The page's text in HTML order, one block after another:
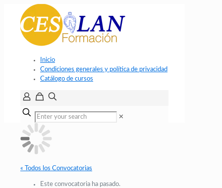
Inicio
Condiciones generales y política de privacidad
Catálogo de cursos
✕
« Todos los Convocatorias
Este convocatoria ha pasado.